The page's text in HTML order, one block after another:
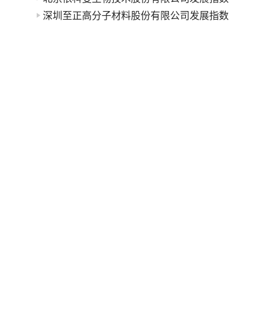
深圳至正高分子材料股份有限公司发展指数